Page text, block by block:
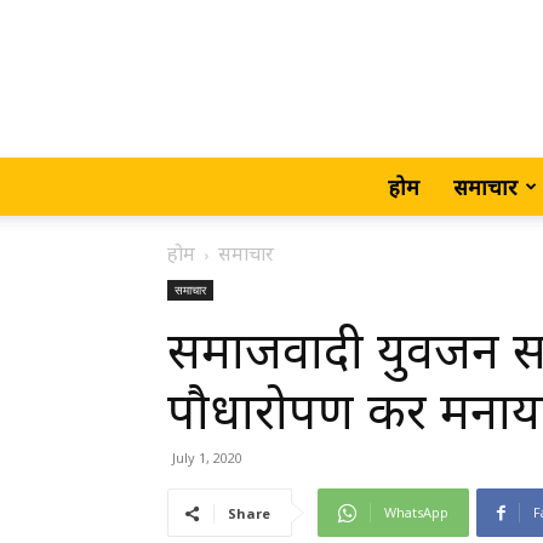
होम समाचार
होम समाचार
समाचार
समाजवादी युवजन
पौधारोपण कर
July 1, 2020
Share WhatsApp